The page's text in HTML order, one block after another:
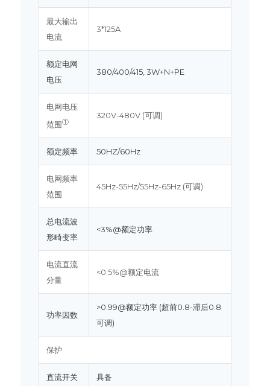
最大输出
电流
3*125A
额定电网
电压
380/400/415, 3W+N+PE
电网电压
范围①
320V-480V (可调)
额定频率 50HZ/60Hz
电网频率
范围
45Hz-55Hz/55Hz-65Hz (可调)
总电流波
形畸变率
<3%@额定功率
电流直流
分量
<0.5%@额定电流
功率因数
>0.99@额定功率 (超前0.8-滞后0.8
可调)
保护
直流开关 具备